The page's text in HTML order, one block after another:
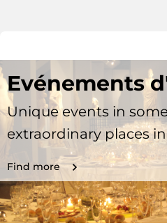
Evénements
Unique events in
extraordinary places
Find more